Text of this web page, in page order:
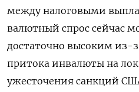
между налоговыми
валютный спрос сейчас
достаточно высоким из-
притока инвалюты на
ужесточения санкций